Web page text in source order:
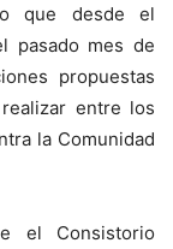
que desde el
pasado mes de
propuestas
entre los
la Comunidad
el Consistorio